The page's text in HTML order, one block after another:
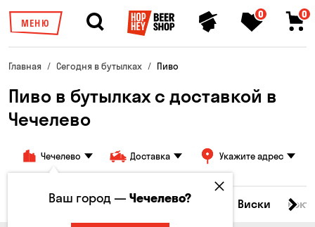
МЕНЮ
0 0
Главная Сегодня в бутылках Пиво
Пиво в бутылках с доставкой в
Чечелево
Чечелево Доставка Укажите адрес
Все товары Пиво Сидр Виски
Ваш город —Чечелево?